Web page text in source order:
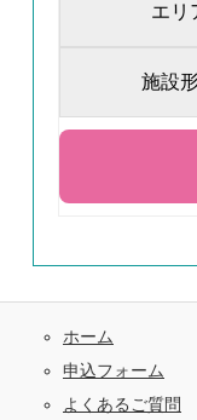
エリ
施設
ホーム
申込フォーム
よくあるご質問